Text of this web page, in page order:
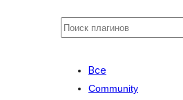
Поиск
Все
Community